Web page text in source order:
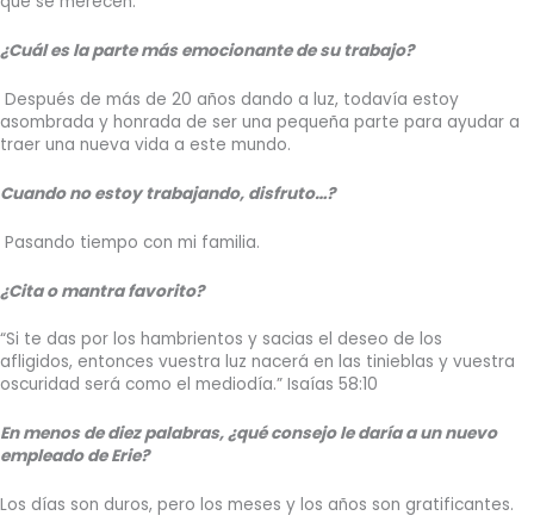
¿Cuál es la parte más emocionante de su trabajo?
Después de más de 20 años dando a luz, todavía estoy
asombrada y honrada de ser una pequeña parte para ayudar a
traer una nueva vida a este mundo.
Cuando no estoy trabajando, disfruto…?
Pasando tiempo con mi familia.
¿Cita o mantra favorito?
“Si te das por los hambrientos y sacias el deseo de los
afligidos, entonces vuestra luz nacerá en las tinieblas y vuestra
oscuridad será como el mediodía.” Isaías 58:10
En menos de diez palabras, ¿qué consejo le daría a un nuevo
empleado de Erie?
Los días son duros, pero los meses y los años son gratificantes.